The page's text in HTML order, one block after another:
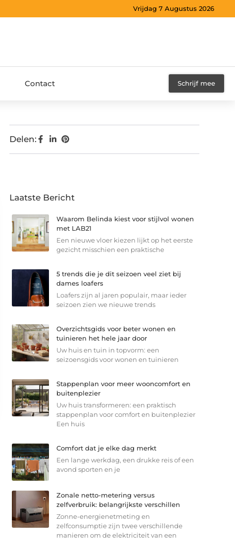
Vrijdag 7 Augustus 2026
Contact Schrijf mee
Delen:
Laatste Bericht
Waarom Belinda kiest voor stijlvol wonen
met LAB21
Een nieuwe vloer kiezen lijkt op het eerste
gezicht misschien een praktische
5 trends die je dit seizoen veel ziet bij
dames loafers
Loafers zijn al jaren populair, maar ieder
seizoen zien we nieuwe trends
Overzichtsgids voor beter wonen en
tuinieren het hele jaar door
Uw huis en tuin in topvorm: een
seizoensgids voor wonen en tuinieren
Stappenplan voor meer wooncomfort en
buitenplezier
Uw huis transformeren: een praktisch
stappenplan voor comfort en buitenplezier
Een huis
Comfort dat je elke dag merkt
Een lange werkdag, een drukke reis of een
avond sporten en je
Zonale netto-metering versus
zelfverbruik: belangrijkste verschillen
Zonne-energienetmeting en
zelfconsumptie zijn twee verschillende
manieren om de elektriciteit van een